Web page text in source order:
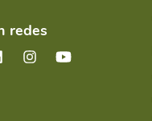
redes